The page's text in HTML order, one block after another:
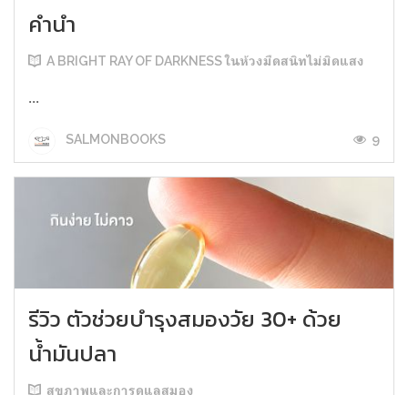
คำนำ
A BRIGHT RAY OF DARKNESS ในห้วงมืดสนิทไม่มิดแสง
...
SALMONBOOKS 9
รีวิว ตัวช่วยบำรุงสมองวัย 30+ ด้วย
น้ำมันปลา
สุขภาพและการดูแลสมอง